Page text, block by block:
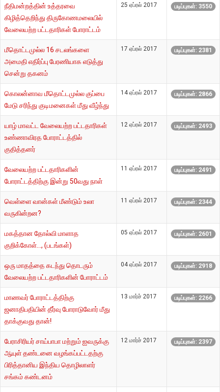
நீதிமன்றத்தின் உத்தரவை
கிழித்தெறிந்து திருகோணமலையில்
வேலையற்ற பட்டதாரிகள் போராட்டம்
25 ஏப்ரல் 2017 படிப்புகள்: 3550
மீதொட்டமுல்ல 16 சடலங்களை
அமைதி எதிர்ப்பு பேரணியாக எடுத்து
சென்று தகனம்
17 ஏப்ரல் 2017 படிப்புகள்: 2381
கொலன்னாவ மீதொட்டமுல்ல குப்பை
மேடு சரிந்து குடிமனைகள் மீது வீழ்ந்து
14 ஏப்ரல் 2017 படிப்புகள்: 2866
யாழ் மாவட்ட வேலையற்ற பட்டதாரிகள்
உண்ணாவிரத போராட்டத்தில்
குதித்தனர்
12 ஏப்ரல் 2017 படிப்புகள்: 2493
வேலையற்ற பட்டதாரிகளின்
போராட்டத்திற்கு இன்று 50வது நாள்
11 ஏப்ரல் 2017 படிப்புகள்: 2491
வெள்ளை வான்கள் மீண்டும் உலா
வருகின்றன?
11 ஏப்ரல் 2017 படிப்புகள்: 2344
மகத்தான தோல்வி மாளாத
குறிக்கோள்..., (படங்கள்)
05 ஏப்ரல் 2017 படிப்புகள்: 2601
ஒரு மாதத்தை கடந்து தொடரும்
வேலையற்ற பட்டதாரிகளின் போராட்டம்
04 ஏப்ரல் 2017 படிப்புகள்: 2918
மாணவர் போராட்டத்திற்கு
ஜனாதிபதியின் தீர்வு போராடுவோர் மீது
தாக்குவது தான்!
13 மார்ச் 2017 படிப்புகள்: 2266
பேராசிரியர் சாய்பாபா மற்றும் ஐவருக்கு
ஆயுள் தண்டனை வழங்கப்பட்டதற்கு
பிரித்தானிய இந்திய தொழிலாளர்
சங்கம் கண்டனம்
12 மார்ச் 2017 படிப்புகள்: 2397